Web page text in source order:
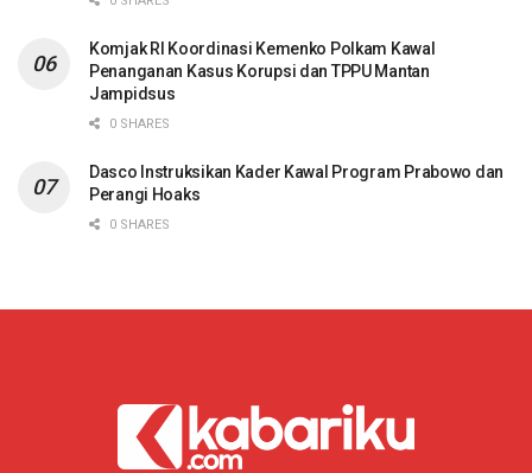
Komjak RI Koordinasi Kemenko Polkam Kawal
Penanganan Kasus Korupsi dan TPPU Mantan
Jampidsus
0 SHARES
Dasco Instruksikan Kader Kawal Program Prabowo dan
Perangi Hoaks
0 SHARES